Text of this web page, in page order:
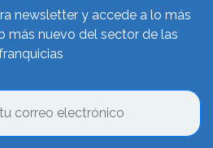
newsletter y accede a lo más
más nuevo del sector de las